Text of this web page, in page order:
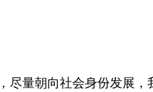
尽量朝向社会身份发展，